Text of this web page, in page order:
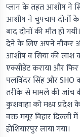
प्लान के तहत आशीष ने
आशीष ने चुपचाप दोनों के
बाद दोनों की मौत हो
देने के लिए अपने नौकर
आशीष व सिया की लाश
एक्सीडेंट कराया और
पलविंदर सिंह और
तरीके से मामले की जांच
कुशवाहा को मध्य प्रदेश
वक्त मयूर विहार दिल्ली
होशियारपुर लाया गया।